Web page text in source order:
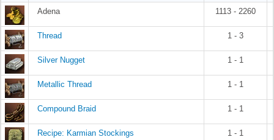
Adena
1113 - 2260
Thread 1 - 3
Silver Nugget 1 - 1
Metallic Thread 1 - 1
Compound Braid 1 - 1
Recipe: Karmian Stockings 1 - 1